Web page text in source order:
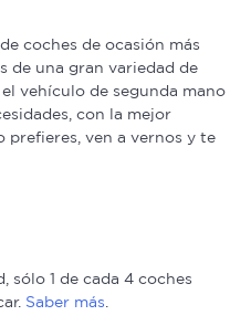
coches de ocasión más
de una gran variedad de
vehículo de segunda mano
con la mejor
prefieres, ven a vernos y te
1 de cada 4 coches
Saber más